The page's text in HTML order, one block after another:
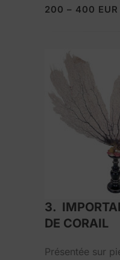
200 – 400 EUR
3.
DE CORAIL
Présentée sur